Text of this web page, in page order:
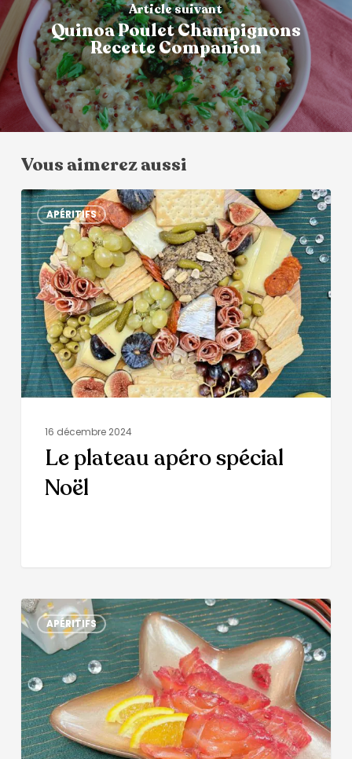
Article suivant
Quinoa Poulet Champignons
Recette Companion
Vous aimerez aussi
APÉRITIFS
16 décembre 2024
Le plateau apéro spécial
Noël
APÉRITIFS